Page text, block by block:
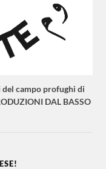
campo profughi di
DAL BASSO